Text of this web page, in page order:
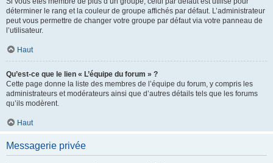
déterminer le rang et la couleur de groupe affichés par défaut. L’administrateur
peut vous permettre de changer votre groupe par défaut via votre panneau de
l’utilisateur.
Haut
Qu’est-ce que le lien « L’équipe du forum » ?
Cette page donne la liste des membres de l’équipe du forum, y compris les
administrateurs et modérateurs ainsi que d’autres détails tels que les forums
qu’ils modèrent.
Haut
Messagerie privée